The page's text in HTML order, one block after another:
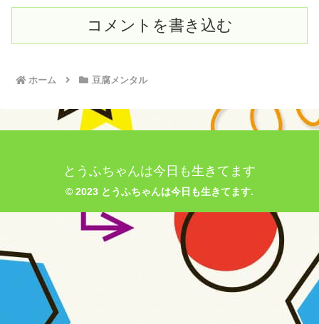
コメントを書き込む
ホーム 豆腐メンタル
とうふちゃんは今日も生きてます
© 2023 とうふちゃんは今日も生きてます.